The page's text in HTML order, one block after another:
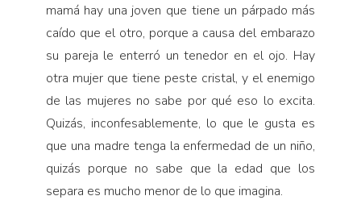
mamá hay una joven que tiene un párpado más
caído que el otro, porque a causa del embarazo
su pareja le enterró un tenedor en el ojo. Hay
otra mujer que tiene peste cristal, y el enemigo
de las mujeres no sabe por qué eso lo excita.
Quizás, inconfesablemente, lo que le gusta es
que una madre tenga la enfermedad de un niño,
quizás porque no sabe que la edad que los
separa es mucho menor de lo que imagina.